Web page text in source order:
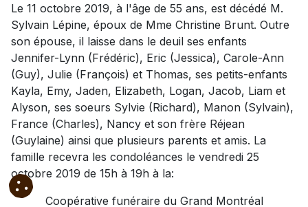
Le 11 octobre 2019, à l'âge de 55 ans, est décédé M.
Sylvain Lépine, époux de Mme Christine Brunt. Outre
son épouse, il laisse dans le deuil ses enfants
Jennifer-Lynn (Frédéric), Eric (Jessica), Carole-Ann
(Guy), Julie (François) et Thomas, ses petits-enfants
Kayla, Emy, Jaden, Elizabeth, Logan, Jacob, Liam et
Alyson, ses soeurs Sylvie (Richard), Manon (Sylvain),
France (Charles), Nancy et son frère Réjean
(Guylaine) ainsi que plusieurs parents et amis. La
famille recevra les condoléances le vendredi 25
octobre 2019 de 15h à 19h à la:
Coopérative funéraire du Grand Montréal